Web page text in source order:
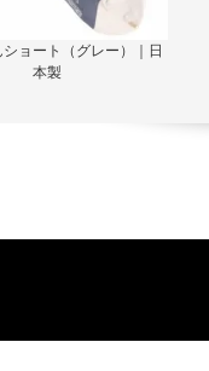
ショート（グレー）｜日
本製